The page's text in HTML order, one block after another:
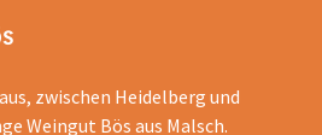
zwischen Heidelberg und
Weingut Bös aus Malsch.